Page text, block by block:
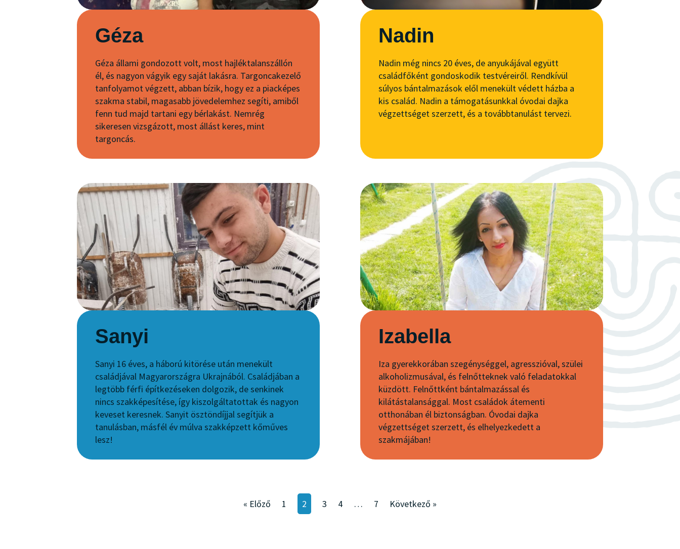
Géza
Géza állami gondozott volt, most hajléktalanszállón
él, és nagyon vágyik egy saját lakásra. Targoncakezelő
tanfolyamot végzett, abban bízik, hogy ez a piacképes
szakma stabil, magasabb jövedelemhez segíti, amiből
fenn tud majd tartani egy bérlakást. Nemrég
sikeresen vizsgázott, most állást keres, mint
targoncás.
Nadin
Nadin még nincs 20 éves, de anyukájával együtt
családfőként gondoskodik testvéreiről. Rendkívül
súlyos bántalmazások elől menekült védett házba a
kis család. Nadin a támogatásunkkal óvodai dajka
végzettséget szerzett, és a továbbtanulást tervezi.
Sanyi
Sanyi 16 éves, a háború kitörése után menekült
családjával Magyarországra Ukrajnából. Családjában a
legtöbb férfi építkezéseken dolgozik, de senkinek
nincs szakképesítése, így kiszolgáltatottak és nagyon
keveset keresnek. Sanyit ösztöndíjjal segítjük a
tanulásban, másfél év múlva szakképzett kőműves
lesz!
Izabella
Iza gyerekkorában szegénységgel, agresszióval, szülei
alkoholizmusával, és felnőtteknek való feladatokkal
küzdött. Felnőttként bántalmazással és
kilátástalansággal. Most családok átementi
otthonában él biztonságban. Óvodai dajka
végzettséget szerzett, és elhelyezkedett a
szakmájában!
« Előző 1 2 3 4 … 7 Következő »